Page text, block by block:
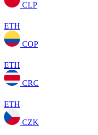
CLP
ETH
COP
ETH
CRC
ETH
CZK